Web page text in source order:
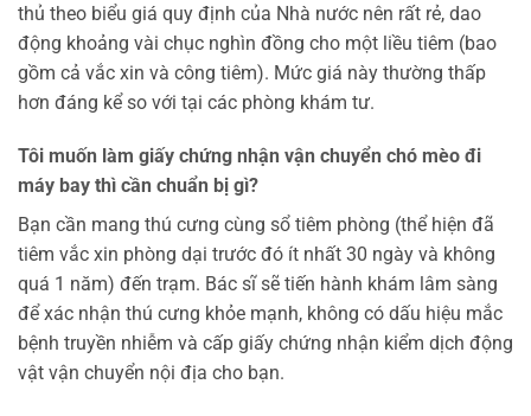
thủ theo biểu giá quy định của Nhà nước nên rất rẻ, dao
động khoảng vài chục nghìn đồng cho một liều tiêm (bao
gồm cả vắc xin và công tiêm). Mức giá này thường thấp
hơn đáng kể so với tại các phòng khám tư.
Tôi muốn làm giấy chứng nhận vận chuyển chó mèo đi
máy bay thì cần chuẩn bị gì?
Bạn cần mang thú cưng cùng sổ tiêm phòng (thể hiện đã
tiêm vắc xin phòng dại trước đó ít nhất 30 ngày và không
quá 1 năm) đến trạm. Bác sĩ sẽ tiến hành khám lâm sàng
để xác nhận thú cưng khỏe mạnh, không có dấu hiệu mắc
bệnh truyền nhiễm và cấp giấy chứng nhận kiểm dịch động
vật vận chuyển nội địa cho bạn.